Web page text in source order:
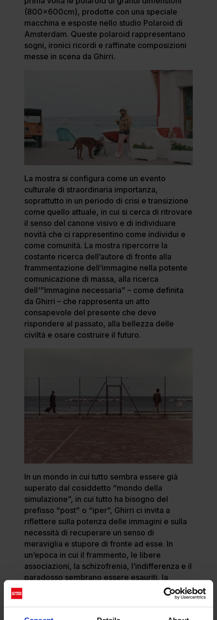
(800x600cm), prodotte con una speciale
macchina e esposte nello studio Polaroid di
Amsterdam. Queste polaroid rappresentano
sogni, ironici ricordi e raffinate composizioni
messe in scena da Ghirri.
La mostra si configura come un evento
culturale di straordinaria importanza,
soprattutto in un periodo di crisi e transizione
come quello attuale, in cui si cerca di ritrovare
il senso del canone visivo e di individuare
novità che ci rappresentino come individui e
come comunità. La mostra ripercorre la
costante ricerca dell’autore di fronte alla
frammentazione dell’immagine nella potente
comunicazione di massa, alla ricerca
dell'”Immagine necessaria” – come definita
da Ghirri – che rappresenta un atto
consapevole del presente che deve
rispondere al passato, alla bellezza delle
civiltà e osare costruire il futuro.
In un mondo in cui tutto sembra essere già
superato dal cosiddetto “mondo della
simulazione”, in cui tutto ha bisogno del
prefisso “post” o “iper”, Ghirri ci invita a
riflettere sulla potenza delle immagini e sulla
necessità di recuperare un senso di
meraviglia e stupore di fronte ad esse. In
un’epoca in cui il frammento, le libere
associazioni, la schizofrenia, l’indifferenza e il
paradosso sembrano essere esauriti, la
un’immagine possibile, in grado di produrre
ancora stupore e meraviglia.